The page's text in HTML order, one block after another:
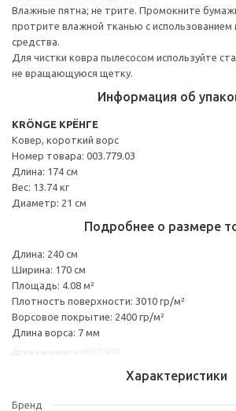
Влажные пятна; не трите. Промокните
протрите влажной тканью с
средства.
Для чистки ковра пылесосом используйте
не вращающуюся щетку.
Информация об
KRÖNGE КРЁНГЕ
Ковер, короткий ворс
Номер товара: 003.779.03
Длина: 174 см
Вес: 13.74 кг
Диаметр: 21 см
Подробнее о размере
Длина: 240 см
Ширина: 170 см
Площадь: 4.08 м²
Плотность поверхности: 3010 гр/м²
Ворсовое покрытие: 2400 гр/м²
Длина ворса: 7 мм
Характеристики
Бренд